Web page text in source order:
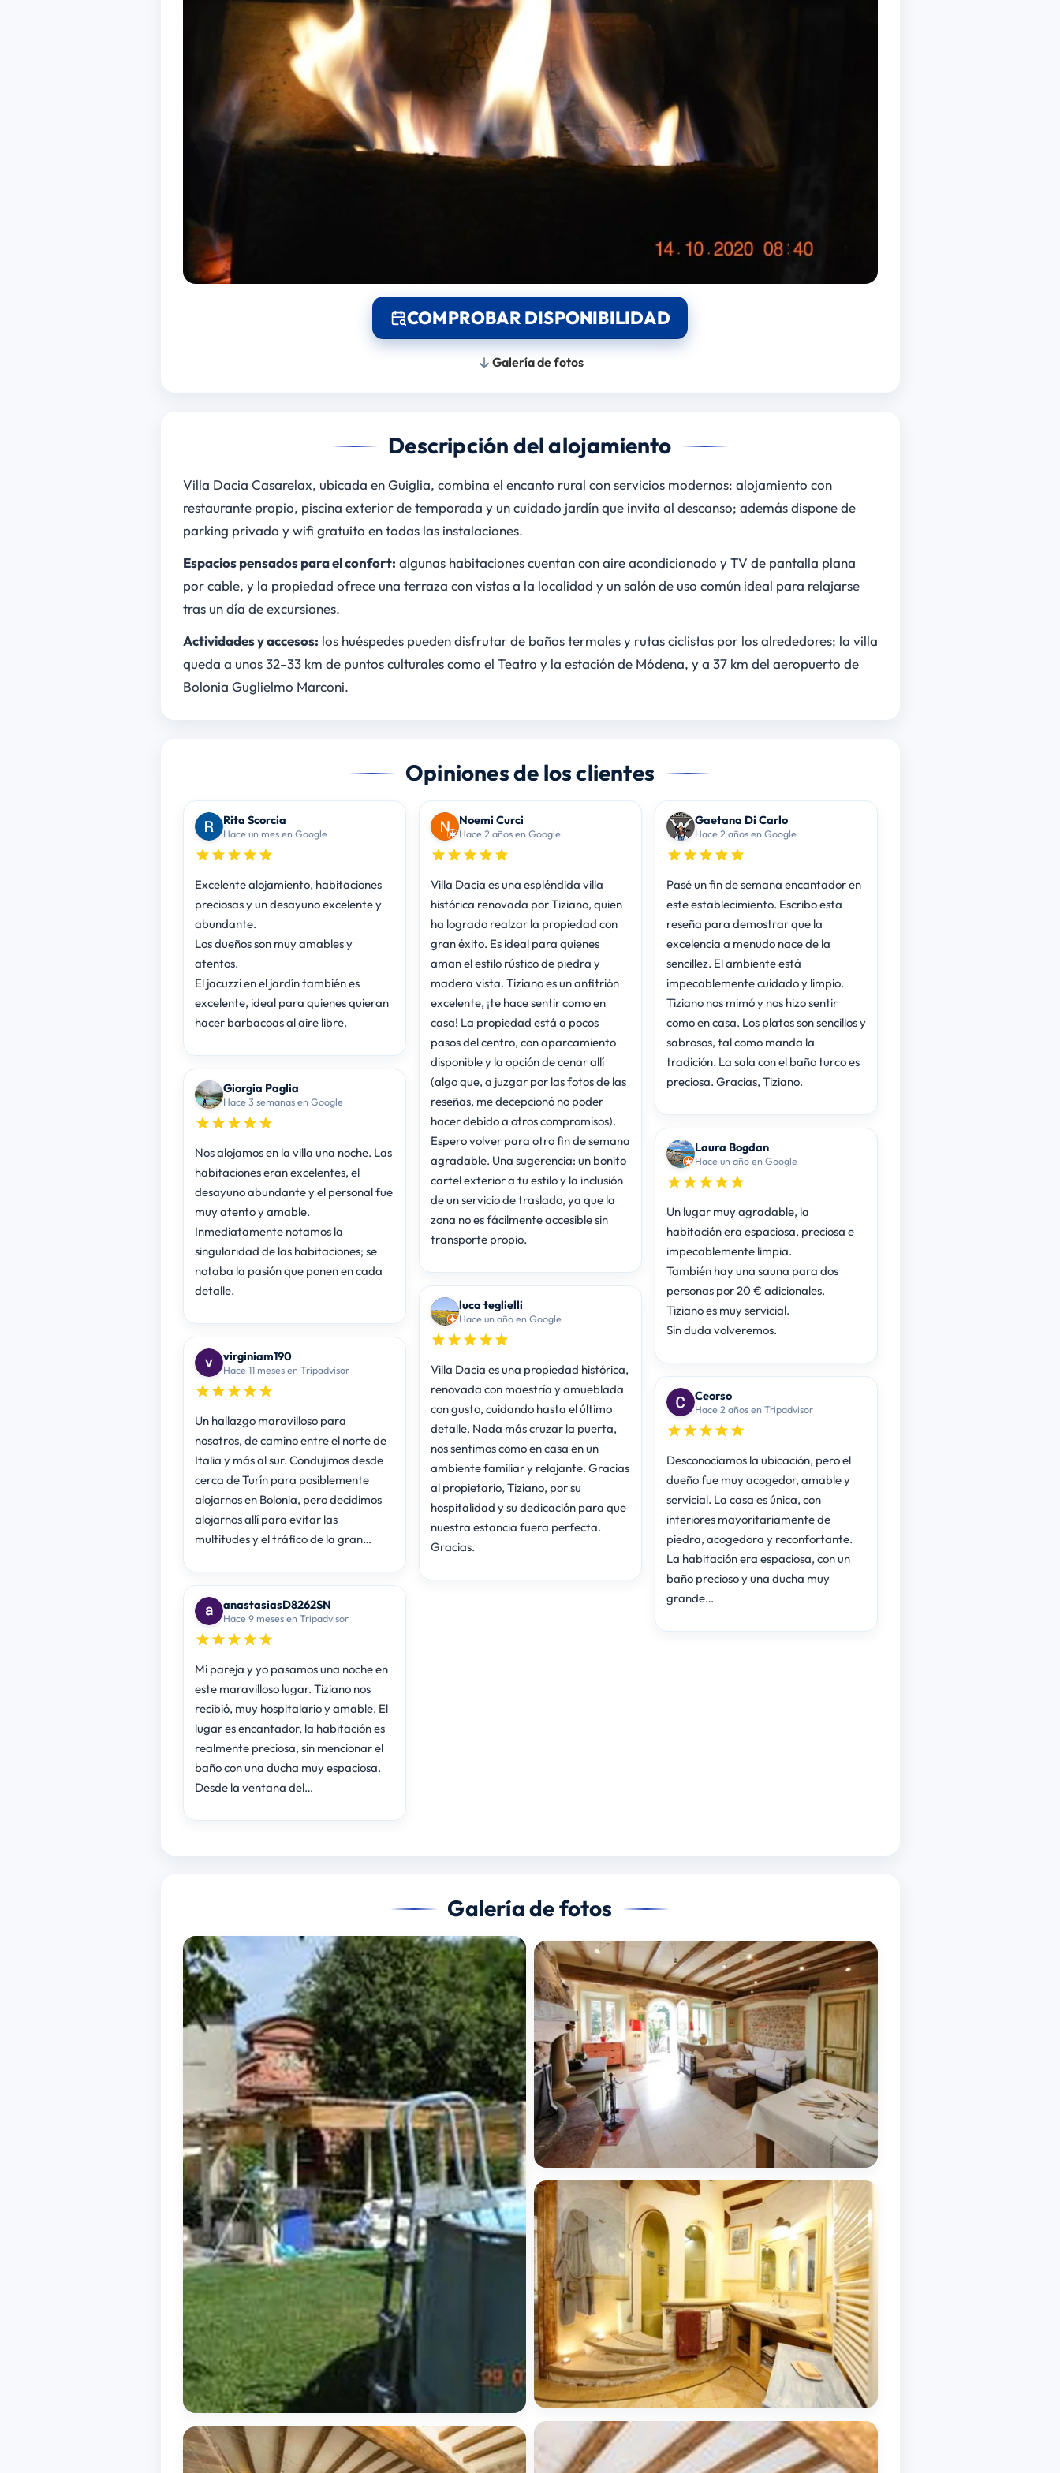
COMPROBAR DISPONIBILIDAD
Galería de fotos
Descripción del alojamiento
Villa Dacia Casarelax, ubicada en Guiglia, combina el encanto rural con servicios modernos: alojamiento con
restaurante propio, piscina exterior de temporada y un cuidado jardín que invita al descanso; además dispone de
parking privado y wifi gratuito en todas las instalaciones.
Espacios pensados para el confort: algunas habitaciones cuentan con aire acondicionado y TV de pantalla plana
por cable, y la propiedad ofrece una terraza con vistas a la localidad y un salón de uso común ideal para relajarse
tras un día de excursiones.
Actividades y accesos: los huéspedes pueden disfrutar de baños termales y rutas ciclistas por los alrededores; la villa
queda a unos 32–33 km de puntos culturales como el Teatro y la estación de Módena, y a 37 km del aeropuerto de
Bolonia Guglielmo Marconi.
Opiniones de los clientes
Rita Scorcia
Hace un mes en Google
Excelente alojamiento, habitaciones
preciosas y un desayuno excelente y
abundante.
Los dueños son muy amables y
atentos.
El jacuzzi en el jardín también es
excelente, ideal para quienes quieran
hacer barbacoas al aire libre.
Giorgia Paglia
Hace 3 semanas en Google
Nos alojamos en la villa una noche. Las
habitaciones eran excelentes, el
desayuno abundante y el personal fue
muy atento y amable.
Inmediatamente notamos la
singularidad de las habitaciones; se
notaba la pasión que ponen en cada
detalle.
virginiam190
Hace 11 meses en Tripadvisor
Un hallazgo maravilloso para
nosotros, de camino entre el norte de
Italia y más al sur. Condujimos desde
cerca de Turín para posiblemente
alojarnos en Bolonia, pero decidimos
alojarnos allí para evitar las
multitudes y el tráfico de la gran…
anastasiasD8262SN
Hace 9 meses en Tripadvisor
Mi pareja y yo pasamos una noche en
este maravilloso lugar. Tiziano nos
recibió, muy hospitalario y amable. El
lugar es encantador, la habitación es
realmente preciosa, sin mencionar el
baño con una ducha muy espaciosa.
Desde la ventana del…
Noemi Curci
Hace 2 años en Google
Villa Dacia es una espléndida villa
histórica renovada por Tiziano, quien
ha logrado realzar la propiedad con
gran éxito. Es ideal para quienes
aman el estilo rústico de piedra y
madera vista. Tiziano es un anfitrión
excelente, ¡te hace sentir como en
casa! La propiedad está a pocos
pasos del centro, con aparcamiento
disponible y la opción de cenar allí
(algo que, a juzgar por las fotos de las
reseñas, me decepcionó no poder
hacer debido a otros compromisos).
Espero volver para otro fin de semana
agradable. Una sugerencia: un bonito
cartel exterior a tu estilo y la inclusión
de un servicio de traslado, ya que la
zona no es fácilmente accesible sin
transporte propio.
luca teglielli
Hace un año en Google
Villa Dacia es una propiedad histórica,
renovada con maestría y amueblada
con gusto, cuidando hasta el último
detalle. Nada más cruzar la puerta,
nos sentimos como en casa en un
ambiente familiar y relajante. Gracias
al propietario, Tiziano, por su
hospitalidad y su dedicación para que
nuestra estancia fuera perfecta.
Gracias.
Gaetana Di Carlo
Hace 2 años en Google
Pasé un fin de semana encantador en
este establecimiento. Escribo esta
reseña para demostrar que la
excelencia a menudo nace de la
sencillez. El ambiente está
impecablemente cuidado y limpio.
Tiziano nos mimó y nos hizo sentir
como en casa. Los platos son sencillos y
sabrosos, tal como manda la
tradición. La sala con el baño turco es
preciosa. Gracias, Tiziano.
Laura Bogdan
Hace un año en Google
Un lugar muy agradable, la
habitación era espaciosa, preciosa e
impecablemente limpia.
También hay una sauna para dos
personas por 20 € adicionales.
Tiziano es muy servicial.
Sin duda volveremos.
Ceorso
Hace 2 años en Tripadvisor
Desconocíamos la ubicación, pero el
dueño fue muy acogedor, amable y
servicial. La casa es única, con
interiores mayoritariamente de
piedra, acogedora y reconfortante.
La habitación era espaciosa, con un
baño precioso y una ducha muy
grande…
Galería de fotos